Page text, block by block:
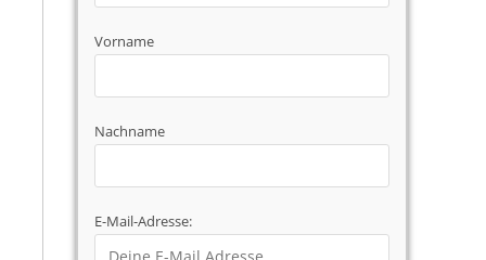
Vorname
Nachname
E-Mail-Adresse: